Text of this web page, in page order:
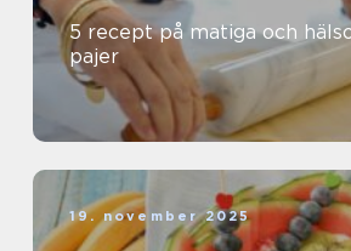
5 recept på matiga och
pajer
19. november 2025